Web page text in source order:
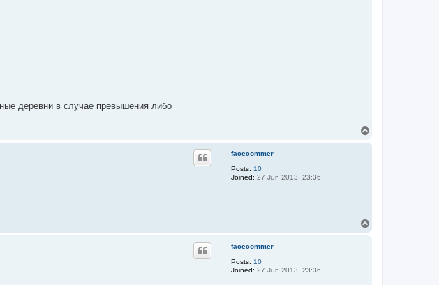
деревни в случае превышения либо
facecommer
Posts: 10
Joined: 27 Jun 2013, 23:36
facecommer
Posts: 10
Joined: 27 Jun 2013, 23:36